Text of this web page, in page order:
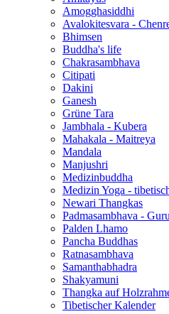
Amogghasiddhi
Avalokitesvara -
Bhimsen
Buddha's life
Chakrasambhava
Citipati
Dakini
Ganesh
Grüne Tara
Jambhala - Kubera
Mahakala - Maitreya
Mandala
Manjushri
Medizinbuddha
Medizin Yoga -
Newari Thangkas
Padmasambhava -
Palden Lhamo
Pancha Buddhas
Ratnasambhava
Samanthabhadra
Shakyamuni
Thangka auf
Tibetischer Kalender